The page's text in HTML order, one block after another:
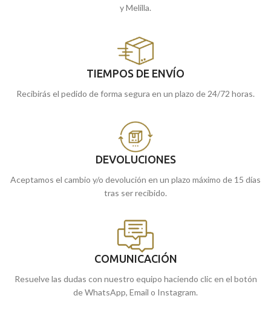
y Melilla.
TIEMPOS DE ENVÍO
Recibirás el pedido de forma segura en un plazo de 24/72 horas.
DEVOLUCIONES
Aceptamos el cambio y/o devolución en un plazo máximo de 15 días
tras ser recibido.
COMUNICACIÓN
Resuelve las dudas con nuestro equipo haciendo clic en el botón
de WhatsApp, Email o Instagram.